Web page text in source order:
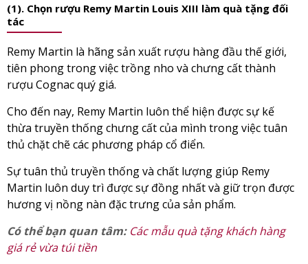
(1). Chọn rượu Remy Martin Louis XIII làm quà tặng đối
tác
Remy Martin là hãng sản xuất rượu hàng đầu thế giới,
tiên phong trong việc trồng nho và chưng cất thành
rượu Cognac quý giá.
Cho đến nay, Remy Martin luôn thể hiện được sự kế
thừa truyền thống chưng cất của mình trong việc tuân
thủ chặt chẽ các phương pháp cổ điển.
Sự tuân thủ truyền thống và chất lượng giúp Remy
Martin luôn duy trì được sự đồng nhất và giữ trọn được
hương vị nồng nàn đặc trưng của sản phẩm.
Có thể bạn quan tâm: Các mẫu quà tặng khách hàng
giá rẻ vừa túi tiền